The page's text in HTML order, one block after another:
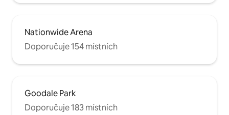
Nationwide Arena
Doporučuje 154 místních
Goodale Park
Doporučuje 183 místních